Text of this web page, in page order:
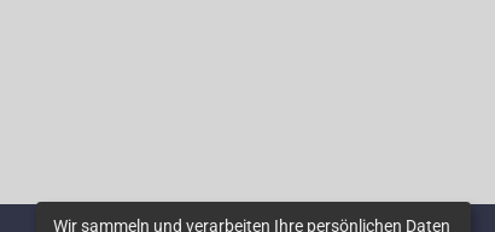
Wir sammeln und verarbeiten Ihre persönlichen Daten